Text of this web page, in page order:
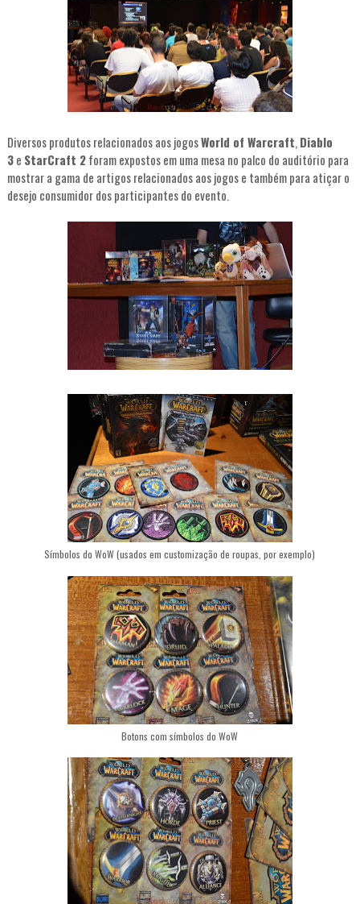
Diversos produtos relacionados aos jogosWorld of Warcraft, Diablo
3e StarCraft 2foram expostos em uma mesa no palco do auditório para
mostrar a gama de artigos relacionados aos jogos e também para atiçar o
desejo consumidor dos participantes do evento.
Símbolos do WoW (usados em customização de roupas, por exemplo)
Botons com símbolos do WoW